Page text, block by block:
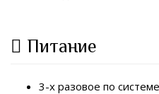
Питание
3-х разовое по